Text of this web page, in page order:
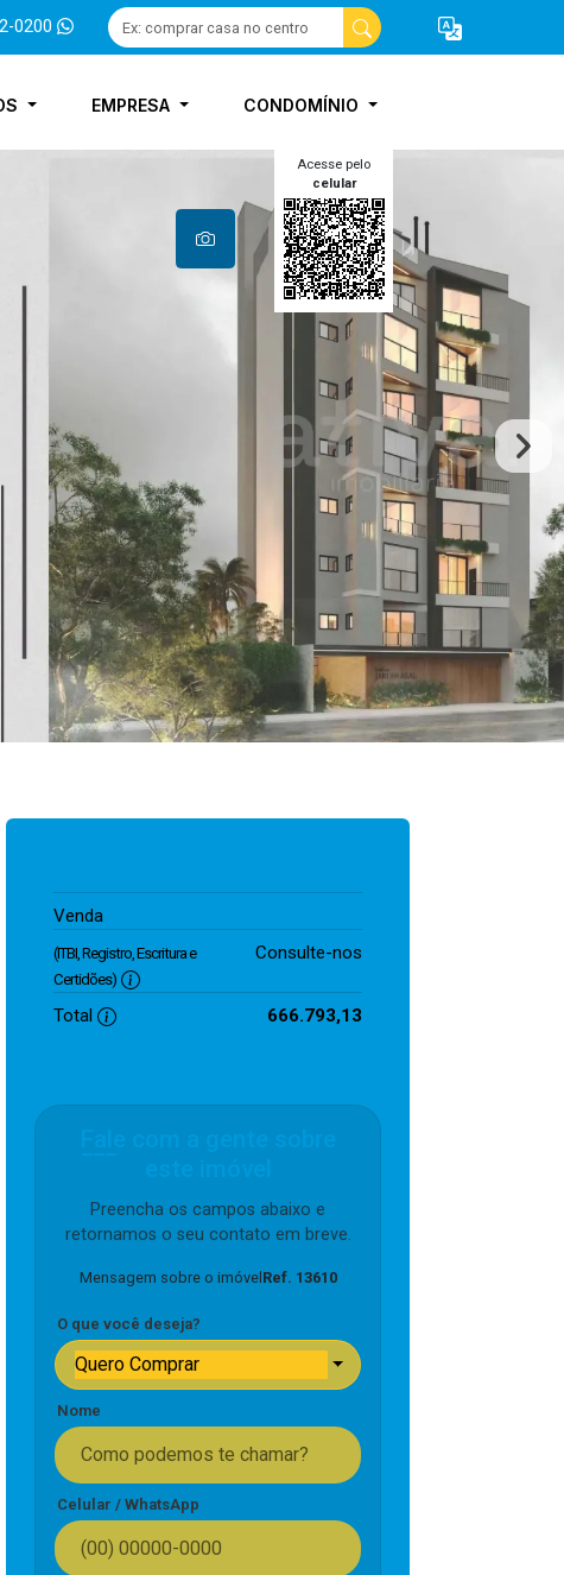
0200
EMPRESA CONDOMÍNIO
Acesse pelo
celular
Venda
(ITBI, Registro, Escritura e
Certidões)
Consulte-nos
Total 666.793,13
Preencha os campos abaixo e
retornamos o seu contato em breve.
Mensagem sobre o imóvel Ref. 13610
O que você deseja?
Quero Comprar
Nome
Celular / WhatsApp